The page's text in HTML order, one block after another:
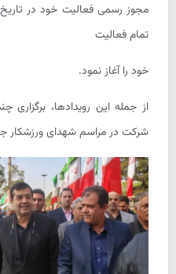
تمام فعالیت
خود را آغاز نمود.
از جمله این رویدادها،
شرکت در مراسم شهدای ورزشکار